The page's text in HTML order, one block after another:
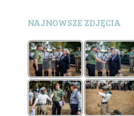
NAJNOWSZE ZDJĘCIA